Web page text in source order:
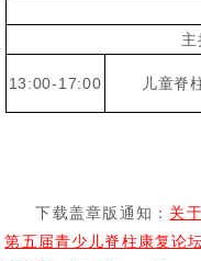
13:00-17:00 儿童脊
下载盖章版通知： 关
第五届青少儿脊柱康复论